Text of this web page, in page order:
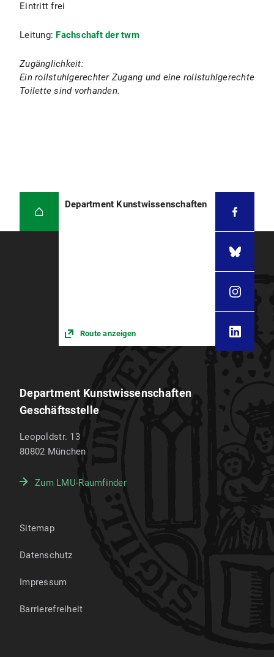
Eintritt frei
Leitung: Fachschaft der twm
Zugänglichkeit:
Ein rollstuhlgerechter Zugang und eine rollstuhlgerechte
Toilette sind vorhanden.
Department Kunstwissenschaften
Route anzeigen
Department Kunstwissenschaften
Geschäftsstelle
Leopoldstr. 13
80802 München
Zum LMU-Raumfinder
Sitemap
Datenschutz
Impressum
Barrierefreiheit